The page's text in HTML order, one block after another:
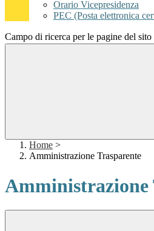
Orario Vicepresidenza
PEC (Posta elettronica
Campo di ricerca per le pagine del sito
Home >
Amministrazione Trasparente
Amministrazione